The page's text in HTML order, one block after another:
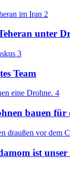
2
unter
3
Team
4
bauen für
ist unser